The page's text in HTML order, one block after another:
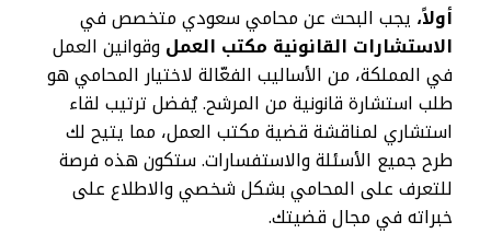
أولاً، يجب البحث عن محامي سعودي متخصص في
الاستشارات القانونية مكتب العملوقوانين العمل
في المملكة، من الأساليب الفعّالة لاختيار المحامي هو
طلب استشارة قانونية من المرشح. يُفضل ترتيب لقاء
استشاري لمناقشة قضية مكتب العمل، مما يتيح لك
طرح جميع الأسئلة والاستفسارات. ستكون هذه فرصة
للتعرف على المحامي بشكل شخصي والاطلاع على
خبراته في مجال قضيتك.